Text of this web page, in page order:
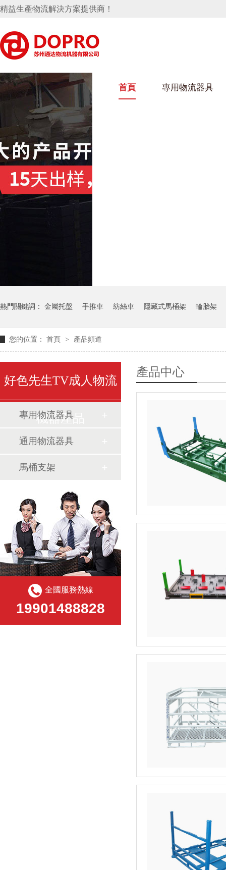
精益生產物流解決方案提供商！
首頁 專用物流器具
好色视频APP下载架
變速箱托盤 保險杠料架
輪胎架
衝壓件料架
儀表盤料架
轉向機料架
消聲器料架
手推車
網箱
隱藏式馬桶水箱支架
汽車行業
衛浴行業
熱門關鍵詞： 金屬托盤 手推車 紡絲車 隱藏式馬桶架 輪胎架
您的位置： 首頁 > 產品頻道
產品中心
好色先生TV成人物流
機器產品
專用物流器具
通用物流器具
馬桶支架
全國服務熱線
19901488828